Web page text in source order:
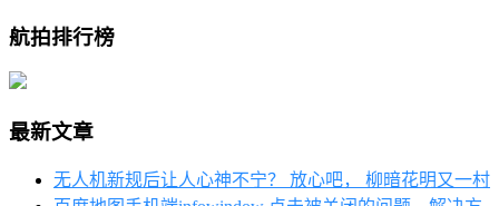
航拍排行榜
最新文章
无人机新规后让人心神不宁？ 放心吧， 柳暗花明又一村